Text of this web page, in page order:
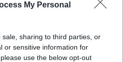
My Personal
sharing to third parties, or
or sensitive information for
use the below opt-out